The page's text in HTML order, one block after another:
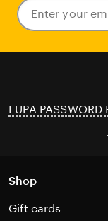
Enter
your
LUPA
Shop
Gift cards